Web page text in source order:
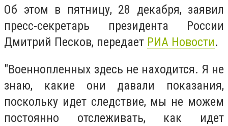
Об этом в пятницу, 28 декабря, заявил
пресс-секретарь президента России
Дмитрий Песков, передает РИА Новости.
"Военнопленных здесь не находится. Я не
знаю, какие они давали показания,
поскольку идет следствие, мы не можем
постоянно отслеживать, как идет